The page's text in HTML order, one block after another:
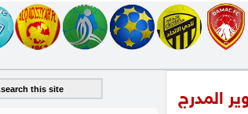
المدرج